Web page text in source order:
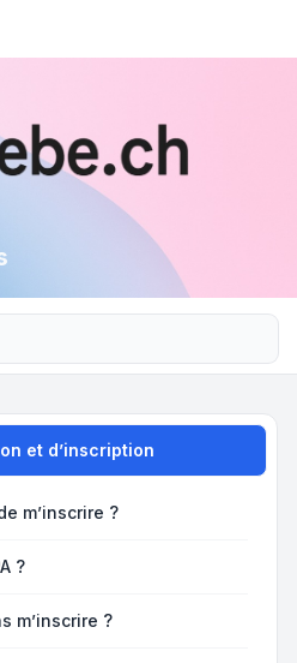
et d’inscription
m’inscrire ?
?
m’inscrire ?